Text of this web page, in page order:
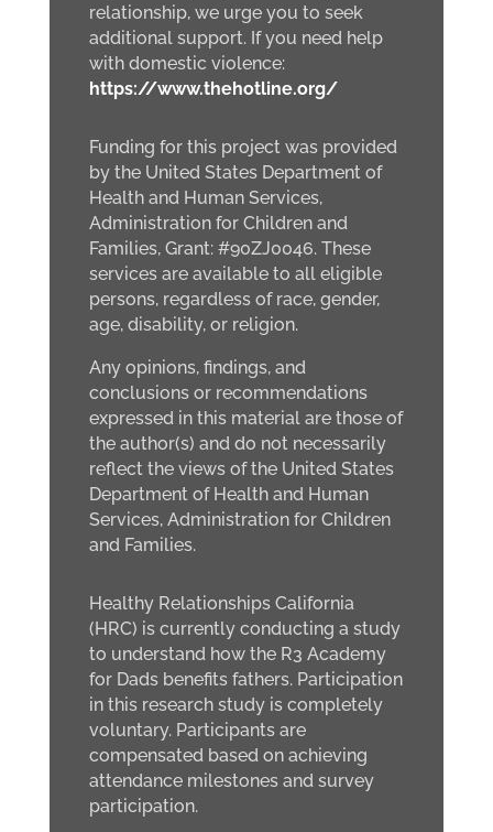
relationship, we urge you to seek
additional support. If you need help
with domestic violence:
https://www.thehotline.org/
Funding for this project was provided
by the United States Department of
Health and Human Services,
Administration for Children and
Families, Grant: #90ZJ0046. These
services are available to all eligible
persons, regardless of race, gender,
age, disability, or religion.
Any opinions, findings, and
conclusions or recommendations
expressed in this material are those of
the author(s) and do not necessarily
reflect the views of the United States
Department of Health and Human
Services, Administration for Children
and Families.
Healthy Relationships California
(HRC) is currently conducting a study
to understand how the R3 Academy
for Dads benefits fathers. Participation
in this research study is completely
voluntary. Participants are
compensated based on achieving
attendance milestones and survey
participation.